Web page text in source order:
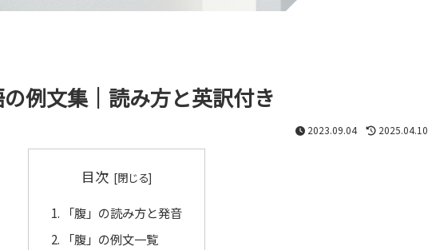
の例文集｜読み方と英訳付き
2023.09.04 2025.04.10
目次
「腹」の読み方と発音
「腹」の例文一覧